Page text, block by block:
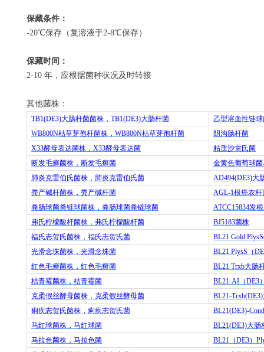
保藏条件：
-20℃保存（复溶液于2-8℃保存）
保藏时间：
2-10 年，应根据菌种状况及时转接
其他菌株：
TB1(DE3)大肠杆菌菌株， TB1(DE3)大肠杆菌
乙型溶血性链
WB800N枯草芽孢杆菌株， WB800N枯草芽孢杆菌
阴沟肠杆菌
X33酵母表达菌株， X33酵母表达菌
粘质沙雷氏菌
断发毛癣菌株，断发毛癣菌
金黄色葡萄球菌
肺炎克雷伯氏菌株，肺炎克雷伯氏菌
AD494(DE3)大
粪产碱杆菌株，粪产碱杆菌
AGL-1根癌农杆
粪肠球菌粪链球菌株，粪肠球菌粪链球菌
ATCC15834发
弗氏柠檬酸杆菌株，弗氏柠檬酸杆菌
BJ5183菌株
福氏志贺氏菌株，福氏志贺氏菌
BL21 Gold
光滑念珠菌株，光滑念珠菌
BL21 PlysS （
红色毛癣菌株，红色毛癣菌
BL21 Trxb大肠
桔青霉菌株，桔青霉菌
BL21-AI （DE3
克柔假丝酵母菌株，克柔假丝酵母菌
BL21-Trxb(DE3)
痢疾志贺氏菌株，痢疾志贺氏菌
BL21(DE3)-
马红球菌株，马红球菌
BL21(DE3)大肠
马拉色菌株，马拉色菌
BL21 （DE3）